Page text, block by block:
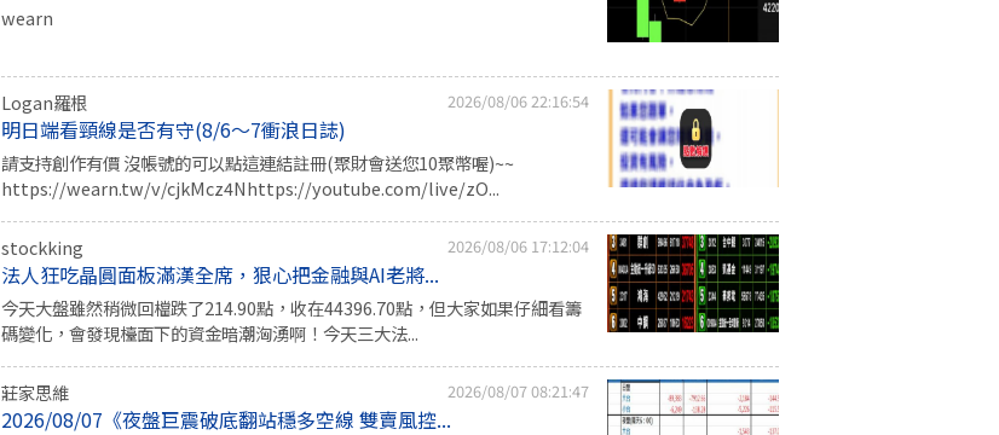
wearn
Logan羅根 2026/08/06 22:16:54
明日端看頸線是否有守(8/6～7衝浪日誌)
請支持創作有價 沒帳號的可以點這連結註冊(聚財會送您10聚幣喔)~~
https://wearn.tw/v/cjkMcz4Nhttps://youtube.com/live/zO...
stockking 2026/08/06 17:12:04
法人狂吃晶圓面板滿漢全席，狠心把金融與AI老將...
今天大盤雖然稍微回檔跌了214.90點，收在44396.70點，但大家如果仔細看籌
碼變化，會發現檯面下的資金暗潮洶湧啊！今天三大法...
莊家思維 2026/08/07 08:21:47
2026/08/07《夜盤巨震破底翻站穩多空線 雙賣風控...